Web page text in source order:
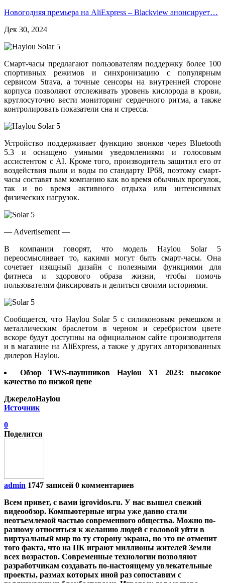
Новогодняя премьера на AliExpress – Blackview анонсирует…
Дек 30, 2024
Смарт-часы предлагают пользователям поддержку более 100
спортивных режимов и синхронизацию с популярным
сервисом Strava, а точные сенсоры на внутренней стороне
корпуса позволяют отслеживать уровень кислорода в крови,
круглосуточно вести мониторинг сердечного ритма, а также
контролировать показатели сна и стресса.
Устройство поддерживает функцию звонков через Bluetooth
5.3 и оснащено умными уведомлениями и голосовым
ассистентом с AI. Кроме того, производитель защитил его от
воздействия пыли и воды по стандарту IP68, поэтому смарт-
часы составят вам компанию как во время обычных прогулок,
так и во время активного отдыха или интенсивных
физических нагрузок.
— Advertisement —
В компании говорят, что модель Haylou Solar 5
переосмысливает то, какими могут быть смарт-часы. Она
сочетает изящный дизайн с полезными функциями для
фитнеса и здорового образа жизни, чтобы помочь
пользователям фиксировать и делиться своими историями.
Сообщается, что Haylou Solar 5 с силиконовым ремешком и
металлическим браслетом в черном и серебристом цвете
вскоре будут доступны на официальном сайте производителя
и в магазине на AliExpress, а также у других авторизованных
дилеров Haylou.
Обзор TWS-наушников Haylou X1 2023: высокое
качество по низкой цене
ДжерелоHaylou
Источник
0
Поделится
admin 1747 записей 0 комментариев
Всем привет, с вами igrovidos.ru. У нас вышел свежий
видеообзор. Компьютерные игры уже давно стали
неотъемлемой частью современного общества. Можно по-
разному относиться к желанию людей с головой уйти в
виртуальный мир по ту сторону экрана, но это не отменит
того факта, что на ПК играют миллионы жителей Земли
всех возрастов. Современные технологии позволяют
разработчикам создавать по-настоящему увлекательные
проекты, размах которых иной раз сопоставим с